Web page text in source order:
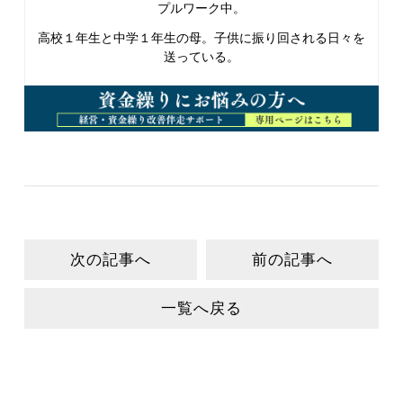
プルワーク中。
高校１年生と中学１年生の母。子供に振り回される日々を
送っている。
次の記事へ 前の記事へ
一覧へ戻る